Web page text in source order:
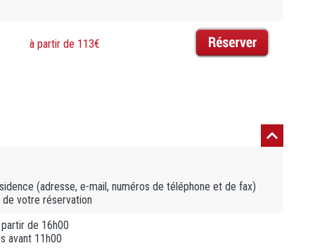
à partir de 113€
(adresse, e-mail, numéros de téléphone et de fax)
votre réservation
de 16h00
avant 11h00